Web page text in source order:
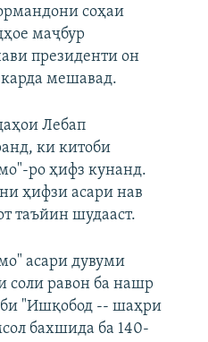
соҳаи
маҷбур
президенти он
мешавад.
Лебап
ки китоби
ро ҳифз кунанд.
ҳифзи асари нав
таъйин шудааст.
асари дувуми
соли равон ба нашр
"Ишқобод -- шаҳри
бахшида ба 140-